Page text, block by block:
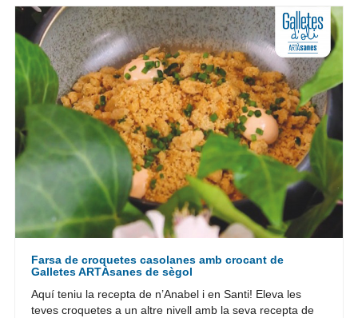
Farsa de croquetes casolanes amb crocant de
Galletes ARTÀsanes de sègol
Aquí teniu la recepta de n’Anabel i en Santi! Eleva les
teves croquetes a un altre nivell amb la seva recepta de